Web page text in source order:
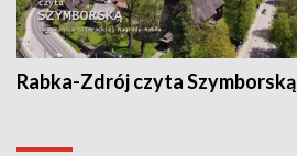
Rabka-Zdrój czyta Szymborską